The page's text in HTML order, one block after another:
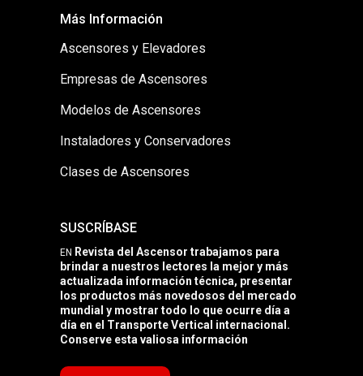
Más Información
Ascensores y Elevadores
Empresas de Ascensores
Modelos de Ascensores
Instaladores y Conservadores
Clases de Ascensores
SUSCRÍBASE
EN Revista del Ascensor trabajamos para
brindar a nuestros lectores la mejor y más
actualizada información técnica, presentar
los productos más novedosos del mercado
mundial y mostrar todo lo que ocurre día a
día en el Transporte Vertical internacional.
Conserve esta valiosa información